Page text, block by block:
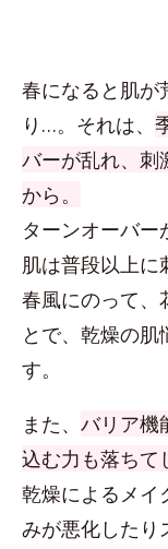
春になると肌が
り…。それは、
バーが乱れ、刺
から。
ターンオーバー
肌は普段以上に
春風にのって、
とで、乾燥の肌
す。
また、 バリア機
込む力も落ちて
乾燥によるメイ
みが悪化したり